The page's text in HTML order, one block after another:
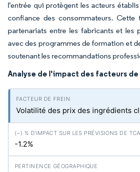
l'entrée qui protègent les acteurs
confiance des consommateurs. Cette
partenariats entre les fabricants et les
avec des programmes de formation et
soutenant les recommandations
Analyse de l'impact des facteurs
Volatilité des prix des ingrédients
-1.2%